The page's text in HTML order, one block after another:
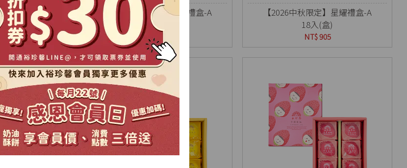
】月瀾禮盒-A
盒)
【2026中秋限定】極光禮盒-A
15入(盒)
NT$ 735
【2026中秋限定】星耀禮盒-A
18入(盒)
NT$ 905